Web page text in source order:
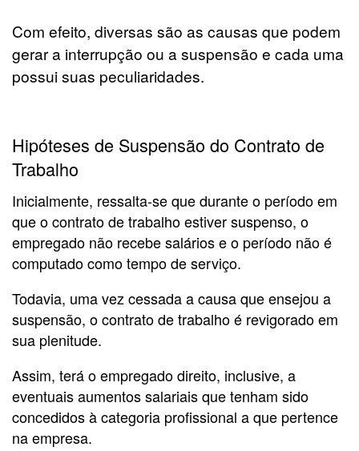
Com efeito, diversas são as causas que podem
gerar a interrupção ou a suspensão e cada uma
possui suas peculiaridades.
Hipóteses de Suspensão do Contrato de
Trabalho
Inicialmente, ressalta-se que durante o período em
que o contrato de trabalho estiver suspenso, o
empregado não recebe salários e o período não é
computado como tempo de serviço.
Todavia, uma vez cessada a causa que ensejou a
suspensão, o contrato de trabalho é revigorado em
sua plenitude.
Assim, terá o empregado direito, inclusive, a
eventuais aumentos salariais que tenham sido
concedidos à categoria profissional a que pertence
na empresa.